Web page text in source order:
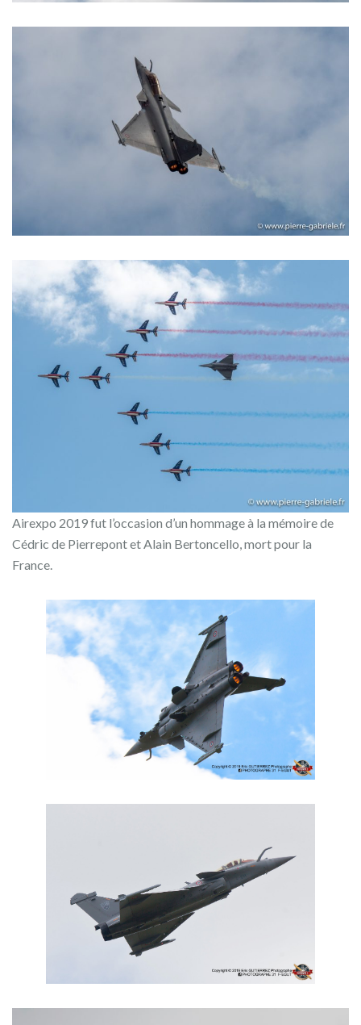
Airexpo 2019 fut l’occasion d’un hommage à la mémoire de
Cédric de Pierrepont et Alain Bertoncello, mort pour la
France.